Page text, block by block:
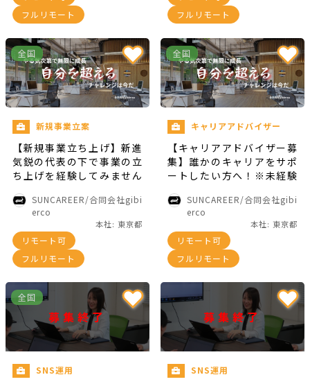
フルリモート
フルリモート
全国
新規事業立案
【新規事業立ち上げ】新進
気鋭の代表の下で事業の立
ち上げを経験してみません
SUNCAREER/合同会社gibi
erco
本社: 東京都
リモート可
フルリモート
全国
キャリアアドバイザー
【キャリアアドバイザー募
集】誰かのキャリアをサポ
ートしたい方へ！※未経験
SUNCAREER/合同会社gibi
erco
本社: 東京都
リモート可
フルリモート
全国
募集終了
SNS運用
募集終了
SNS運用